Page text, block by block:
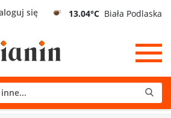
się 13.04°C Biała Podlaska